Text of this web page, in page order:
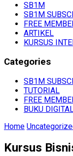
SB1M
SB1M
FREE
ARTIKEL
KURSUS
Categories
SB1M
TUTORIAL
FREE
BUKU
Home
Kursus